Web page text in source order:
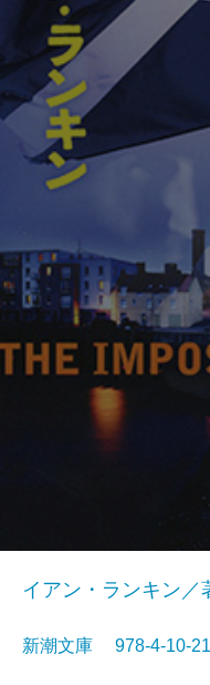
イアン・ランキン／
新潮文庫 978-4-10-